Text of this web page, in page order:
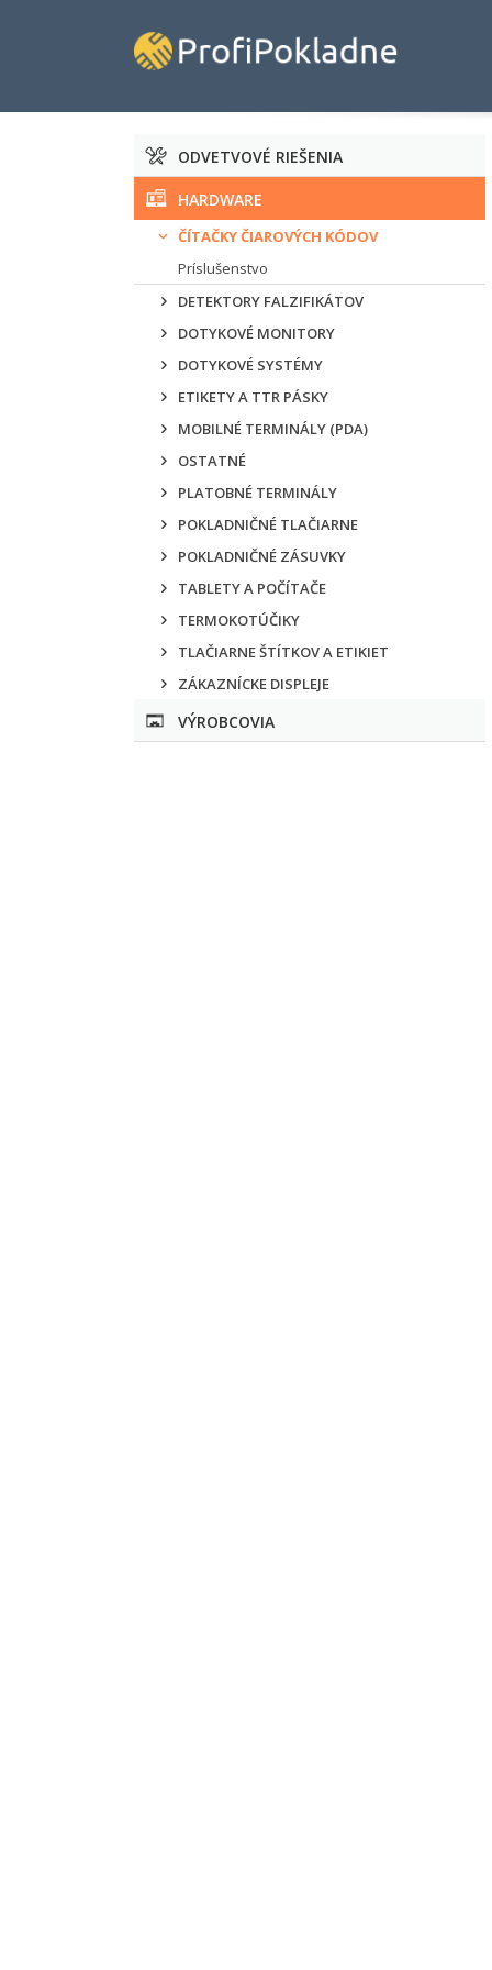
ODVETVOVÉ RIEŠENIA
HARDWARE
ČÍTAČKY ČIAROVÝCH KÓDOV
Príslušenstvo
DETEKTORY FALZIFIKÁTOV
DOTYKOVÉ MONITORY
DOTYKOVÉ SYSTÉMY
ETIKETY A TTR PÁSKY
MOBILNÉ TERMINÁLY (PDA)
OSTATNÉ
PLATOBNÉ TERMINÁLY
POKLADNIČNÉ TLAČIARNE
POKLADNIČNÉ ZÁSUVKY
TABLETY A POČÍTAČE
TERMOKOTÚČIKY
TLAČIARNE ŠTÍTKOV A ETIKIET
ZÁKAZNÍCKE DISPLEJE
VÝROBCOVIA